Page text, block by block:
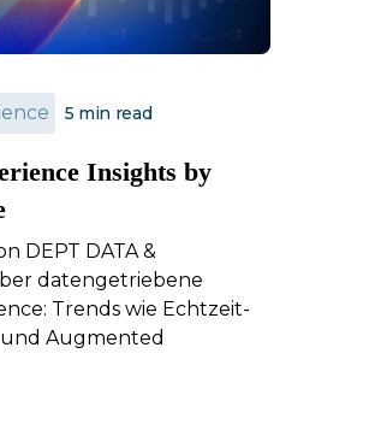
5 min read
Insights by
DEPT DATA &
datengetriebene
Trends wie Echtzeit-
Augmented